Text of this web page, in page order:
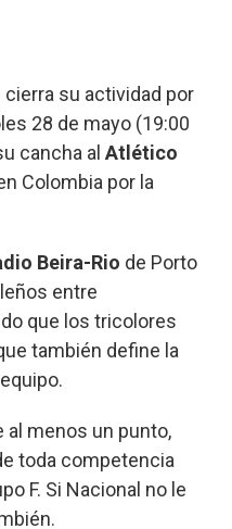
cierra su actividad por
28 de mayo (19:00
cancha al Atlético
Colombia por la
Beira-Rio de Porto
entre
que los tricolores
también define la
al menos un punto,
toda competencia
F. Si Nacional no le